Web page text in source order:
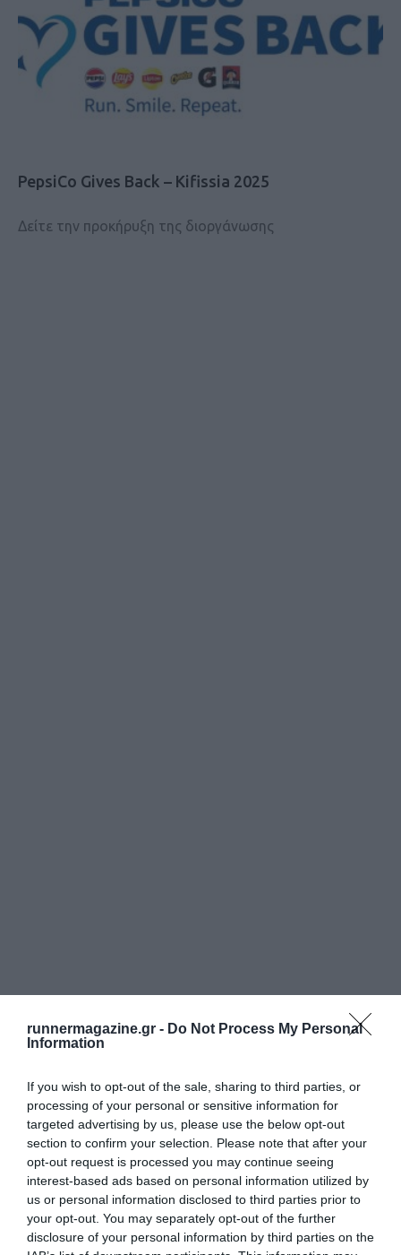
runnermagazine.gr - Do Not Process My Personal
Information
If you wish to opt-out of the sale, sharing to third parties, or
processing of your personal or sensitive information for
targeted advertising by us, please use the below opt-out
section to confirm your selection. Please note that after your
opt-out request is processed you may continue seeing
interest-based ads based on personal information utilized by
us or personal information disclosed to third parties prior to
your opt-out. You may separately opt-out of the further
disclosure of your personal information by third parties on the
PepsiCo Gives Back – Kifissia 2025
Δείτε την προκήρυξη της διοργάνωσης